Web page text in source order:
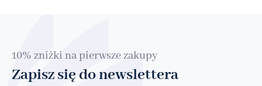
10% zniżki na pierwsze zakupy
Zapisz się do newslettera